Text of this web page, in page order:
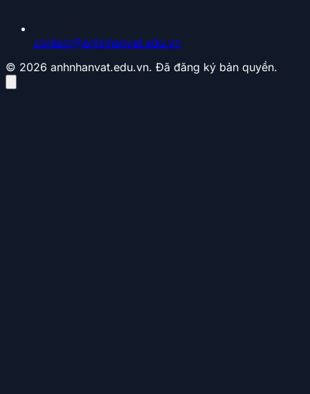
contact@anhnhanvat.edu.vn
© 2026 anhnhanvat.edu.vn. Đã đăng ký bản quyền.